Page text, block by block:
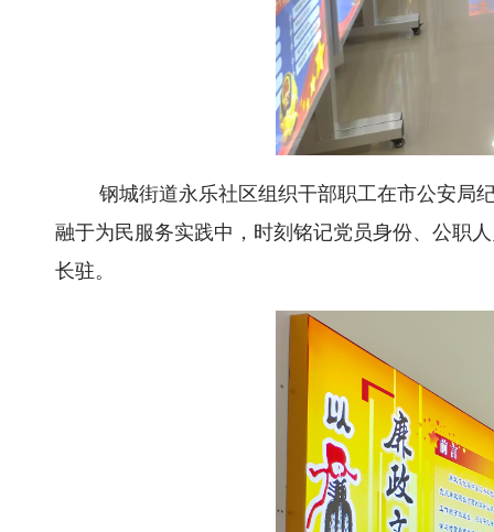
钢城街道永乐社区组织干部职工在市公安局
融于为民服务实践中，时刻铭记党员身份、公职
长驻。